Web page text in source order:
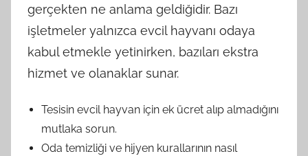
gerçekten ne anlama geldiğidir. Bazı
işletmeler yalnızca evcil hayvanı odaya
kabul etmekle yetinirken, bazıları ekstra
hizmet ve olanaklar sunar.
Tesisin evcil hayvan için ek ücret alıp almadığını
mutlaka sorun.
Oda temizliği ve hijyen kurallarının nasıl